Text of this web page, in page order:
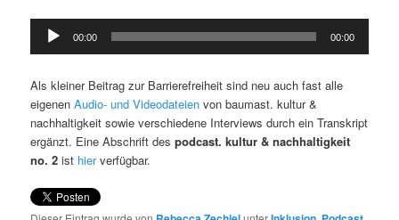
Audio-
Player
00:00 00:00
Als kleiner Beitrag zur Barrierefreiheit sind neu auch fast alle
eigenenAudio- und Videodateien von baumast. kultur &
nachhaltigkeit sowie verschiedene Interviews durch ein Transkript
ergänzt. Eine Abschrift despodcast. kultur & nachhaltigkeit
no. 2 ist hierverfügbar.